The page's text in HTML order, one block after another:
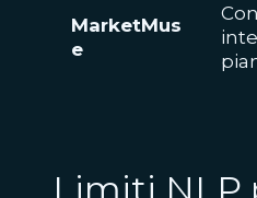
MarketMus
e
Limiti NLP